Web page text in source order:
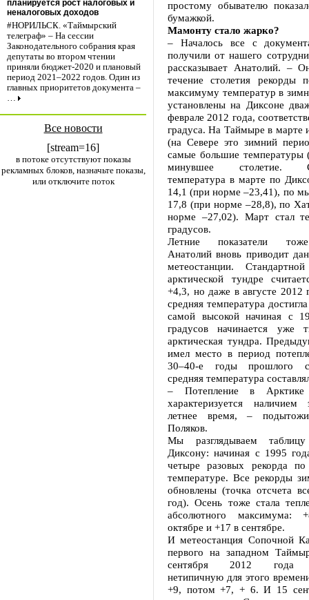
планируется рост налоговых и
неналоговых доходов
#НОРИЛЬСК. «Таймырский
телеграф» – На сессии
Законодательного собрания края
депутаты во втором чтении
приняли бюджет-2020 и плановый
период 2021–2022 годов. Один из
главных приоритетов документа –
…
Все новости
[stream=16]
в потоке отсутствуют показы
рекламных блоков, назначьте показы,
или отключите поток
простому обывателю
бумажкой.
Мамонту стало жарко?
– Началось все с
получили от нашего
рассказывает Анатолий. –
течение столетия рекорды
максимуму температур в
установлены на Диксоне
феврале 2012 года,
градуса. На Таймыре в марте
(на Севере это зимний
самые большие температуры
минувшее столетие.
температура в марте по
14,1 (при норме –23,41), по
17,8 (при норме –28,8), по
норме –27,02). Март стал
градусов.
Летние показатели
Анатолий вновь приводит
метеостанции.
арктической тундре
+4,3, но даже в августе 2012
средняя температура
самой высокой начиная с
градусов начинается уже
арктическая тундра.
имел место в период
30–40-е годы прошлого
средняя температура
– Потепление в
характеризуется
летнее время, –
Поляков.
Мы разглядываем
Диксону: начиная с 1995
четыре разовых рекорда по
температуре. Все рекорды
обновлены (точка отсчета
год). Осень тоже стала
абсолютного максимума:
октябре и +17 в сентябре.
И метеостанция Сопочной
первого на западном
сентября 2012 года
нетипичную для этого
+9, потом +7, + 6. И 15